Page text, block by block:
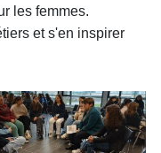
les femmes.
et s'en inspirer